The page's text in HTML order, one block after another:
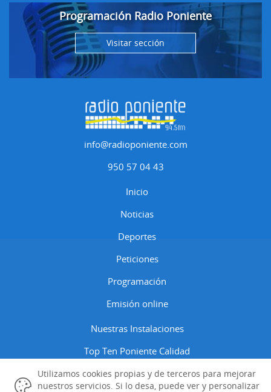
Programación Radio Poniente
Visitar sección
info@radioponiente.com
950 57 04 43
Inicio
Noticias
Deportes
Peticiones
Programación
Emisión online
Nuestras Instalaciones
Top Ten Poniente Calidad
Contactar
Utilizamos cookies propias y de terceros para mejorar
nuestros servicios. Si lo desa, puede ver y personalizar